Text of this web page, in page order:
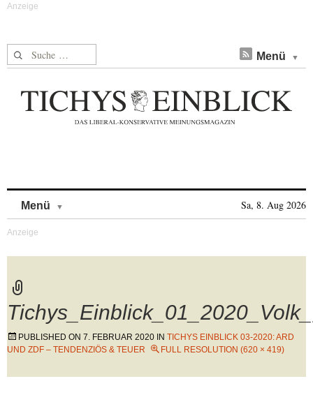
Suche nach: Menü
Menü Sa, 8. Aug 2026
PUBLISHED ON 7. FEBRUAR 2020 IN TICHYS EINBLICK 03-2020: ARD
UND ZDF – TENDENZIÖS & TEUER
FULL RESOLUTION (620 × 419)